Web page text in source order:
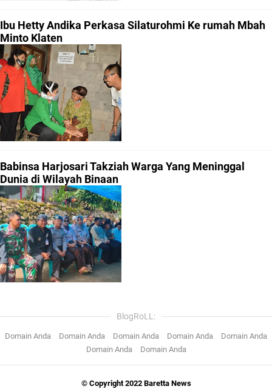
Ibu Hetty Andika Perkasa Silaturohmi Ke rumah Mbah
Minto Klaten
Babinsa Harjosari Takziah Warga Yang Meninggal
Dunia di Wilayah Binaan
BlogRoLL:
Domain Anda Domain Anda Domain Anda Domain Anda
Domain Anda
Domain Anda
Domain Anda
© Copyright 2022 Baretta News